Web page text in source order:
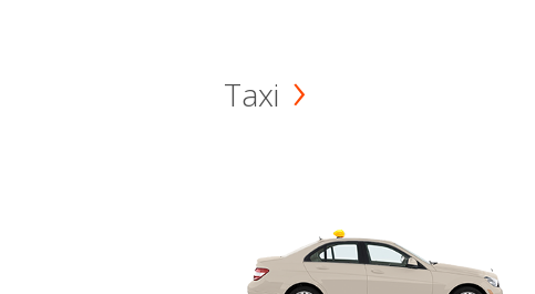
Taxi